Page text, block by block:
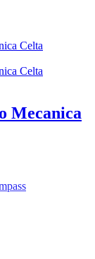
Mecanica